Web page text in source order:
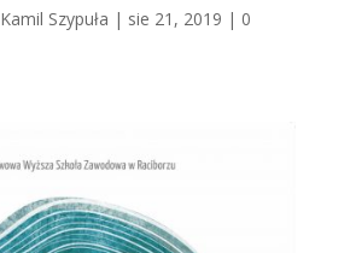
Kamil Szypuła | sie 21, 2019 | 0